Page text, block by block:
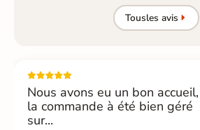
Tousles avis
Nous avons eu un bon accueil,
la commande à été bien géré
sur...